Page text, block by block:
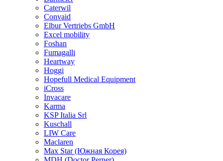
Caterwil
Convaid
Elbur Vertriebs GmbH
Excel mobility
Foshan
Fumagalli
Heartway
Hoggi
Hopefull Medical Equipment
iCross
Invacare
Karma
KSP Italia Srl
Kuschall
LIW Care
Maclaren
Max Star (Южная Корея)